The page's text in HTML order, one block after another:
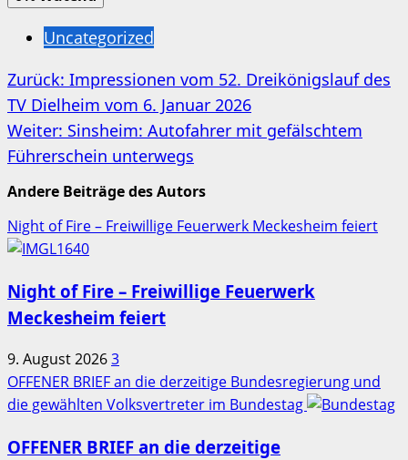
Uncategorized
Beitragsnavigation
Zurück: Impressionen vom 52. Dreikönigslauf des
TV Dielheim vom 6. Januar 2026
Weiter: Sinsheim: Autofahrer mit gefälschtem
Führerschein unterwegs
Andere Beiträge des Autors
Night of Fire – Freiwillige Feuerwerk Meckesheim feiert
Night of Fire – Freiwillige Feuerwerk
Meckesheim feiert
9. August 20263
OFFENER BRIEF an die derzeitige Bundesregierung und
die gewählten Volksvertreter im Bundestag
OFFENER BRIEF an die derzeitige